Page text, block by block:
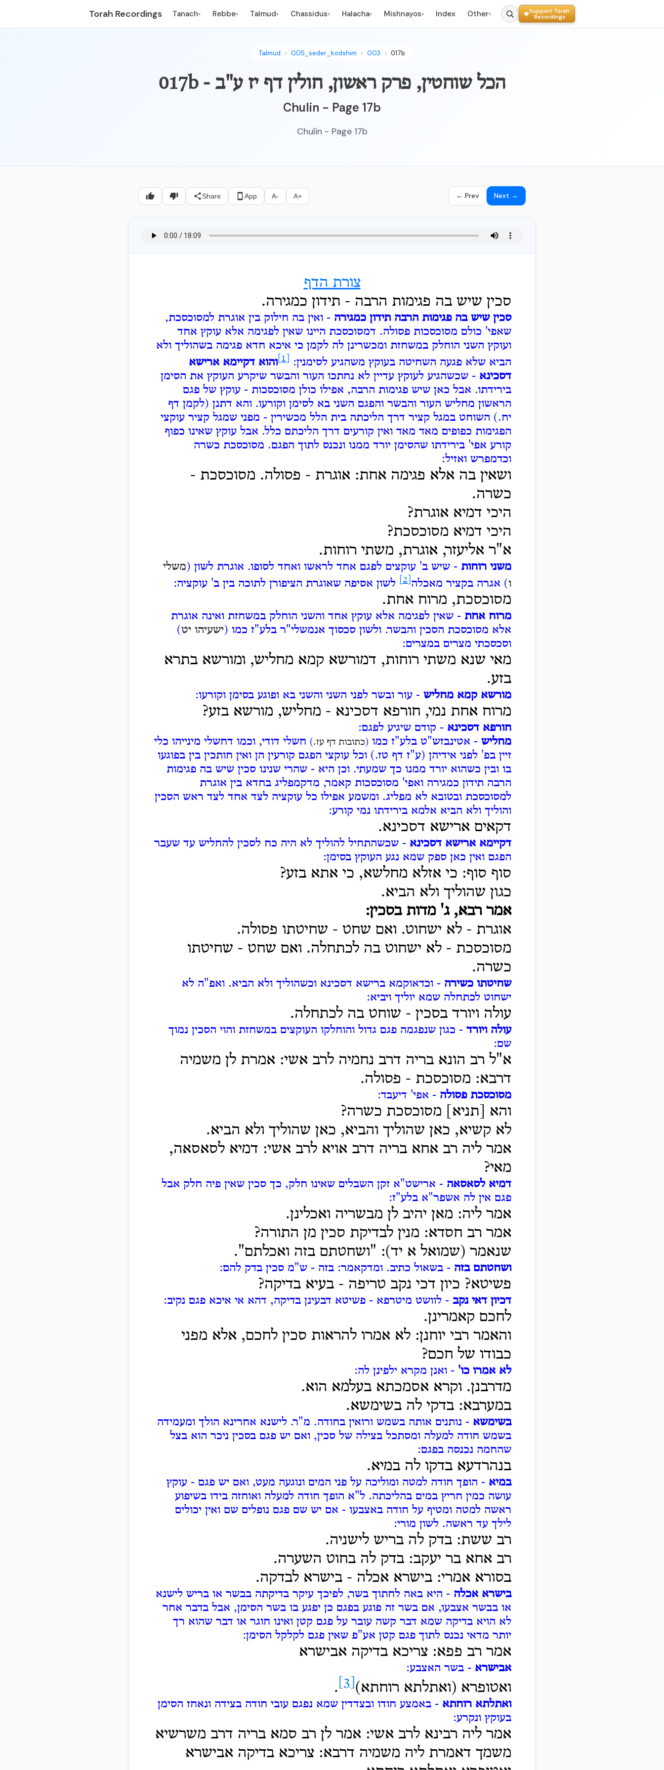
Torah Recordings Tanach▾ Rebbe▾ Talmud▾ Chassidus▾ Halacha▾ Mishnayos▾ Index Other▾
Support Torah
Recordings
Talmud 005_seder_kodshim 003 017b
017b - הכל שוחטין, פרק ראשון, חולין דף יז ע"ב
Chulin - Page 17b
Chulin - Page 17b
Share App A- A+ ← Prev Next →
צורת הדף
סכין שיש בה פגימות הרבה - תידון כמגירה.
סכין שיש בה פגימות הרבה תידון כמגירה - ואין בה חילוק בין אוגרת למסוכסכת,
שאפי' כולם מסוכסכות פסולה. דמסוכסכת היינו שאין לפגימה אלא עוקץ אחד
ועוקץ השני הוחלק במשחזת ומכשרינן לה לקמן כי איכא חדא פגימה בשהוליך ולא
הביא שלא פגעה השחיטה בעוקץ משהגיע לסימנין:
והוא דקיימא ארישא
דסכינא - שכשהגיע לעוקץ עדיין לא נחתכו העור והבשר שיקרע העוקץ את הסימן
בירידתו. אבל כאן שיש פגימות הרבה, אפילו כולן מסוכסכות - עוקץ של פגם
הראשון מחליש העור והבשר והפגם השני בא לסימן וקורעו. והא דתנן (לקמן דף
יח.) השוחט במגל קציר דרך הליכתה בית הלל מכשירין - מפני שמגל קציר עוקצי
הפגימות כפופים מאד מאד ואין קורעים דרך הליכתם כלל. אבל עוקץ שאינו כפוף
קורע אפי' בירידתו שהסימן יורד ממנו ונכנס לתוך הפגם. מסוכסכת כשרה
וכדמפרש ואזיל:
ושאין בה אלא פגימה אחת: אוגרת - פסולה. מסוכסכת -
כשרה.
היכי דמיא אוגרת?
היכי דמיא מסוכסכת?
א"ר אליעזר, אוגרת, משתי רוחות.
משני רוחות - שיש ב' עוקצים לפגם אחד לראשו ואחד לסופו. אוגרת לשון (משלי
ו) אגרה בקציר מאכלה לשון אסיפה שאוגרת הציפורן לתוכה בין ב' עוקציה:
מסוכסכת, מרוח אחת.
מרוח אחת - שאין לפגימה אלא עוקץ אחד והשני הוחלק במשחזת ואינה אוגרת
אלא מסוכסכת הסכין והבשר. ולשון סכסוך אנמשלי"ר בלע"ז כמו (ישעיהו יט)
וסכסכתי מצרים במצרים:
מאי שנא משתי רוחות, דמורשא קמא מחליש, ומורשא בתרא
בזע.
מורשא קמא מחליש - עור ובשר לפני השני והשני בא ופוגע בסימן וקורעו:
מרוח אחת נמי, חורפא דסכינא - מחליש, מורשא בזע?
חורפא דסכינא - קודם שיגיע לפגם:
מחליש - אטינבזש"ט בלע"ז כמו ( כתובות דף עז. ) חשלי דודי, וכמו דחשלי מינייהו כלי
זיין בפ' לפני אידיהן (ע"ז דף טז.) וכל עוקצי הפגם קורעין הן ואין חותכין בין בפוגעו
בו ובין כשהוא יורד ממנו כך שמעתי. וכן היא - שהרי שנינו סכין שיש בה פגימות
הרבה תידון כמגירה ואפי' מסוכסכות קאמר, מדקמפליג בחדא בין אוגרת
למסוכסכת ובטובא לא מפליג. ומשמע אפילו כל עוקציה לצד אחד לצד ראש הסכין
והוליך ולא הביא אלמא בירידתו נמי קורע:
דקאים ארישא דסכינא.
דקיימא ארישא דסכינא - שכשהתחיל להוליך לא היה כח לסכין להחליש עד שעבר
הפגם ואין כאן ספק שמא נגע העוקץ בסימן:
סוף סוף: כי אזלא מחלשא, כי אתא בזע?
כגון שהוליך ולא הביא.
אמר רבא, ג' מדות בסכין:
אוגרת - לא ישחוט. ואם שחט - שחיטתו פסולה.
מסוכסכת - לא ישחוט בה לכתחלה. ואם שחט - שחיטתו
כשרה.
שחיטתו כשירה - וכדאוקמא ברישא דסכינא וכשהוליך ולא הביא. ואפ"ה לא
ישחוט לכתחלה שמא יוליך ויביא:
עולה ויורד בסכין - שוחט בה לכתחלה.
עולה ויורד - כגון שנפגמה פגם גדול והוחלקו העוקצים במשחזת והוי הסכין נמוך
שם:
א"ל רב הונא בריה דרב נחמיה לרב אשי: אמרת לן משמיה
דרבא: מסוכסכת - פסולה.
מסוכסכת פסולה - אפי' דיעבד:
והא [תניא] מסוכסכת כשרה?
לא קשיא, כאן שהוליך והביא, כאן שהוליך ולא הביא.
אמר ליה רב אחא בריה דרב אויא לרב אשי: דמיא לסאסאה,
מאי?
דמיא לסאסאה - ארישט"א זקן השבלים שאינו חלק, כך סכין שאין פיה חלק אבל
פגם אין לה אשפר"א בלע"ז:
אמר ליה: מאן יהיב לן מבשריה ואכלינן.
אמר רב חסדא: מנין לבדיקת סכין מן התורה?
שנאמר (שמואל א יד): "ושחטתם בזה ואכלתם".
ושחטתם בזה - בשאול כתיב. ומדקאמר: בזה - ש"מ סכין בדק להם:
פשיטא? כיון דכי נקב טריפה - בעיא בדיקה?
דכיון דאי נקב - לוושט מיטרפא - פשיטא דבעינן בדיקה, דהא אי איכא פגם נקיב:
לחכם קאמרינן.
והאמר רבי יוחנן: לא אמרו להראות סכין לחכם, אלא מפני
כבודו של חכם?
לא אמרו כו' - ואנן מקרא ילפינן לה:
מדרבנן. וקרא אסמכתא בעלמא הוא.
במערבא: בדקי לה בשימשא.
בשימשא - נותנים אותה בשמש ורואין בחודה. מ"ר. לישנא אחרינא הולך ומעמידה
בשמש חודה למעלה ומסתכל בצילה של סכין, ואם יש פגם בסכין ניכר הוא בצל
שהחמה נכנסה בפגם:
בנהרדעא בדקו לה במיא.
במיא - הופך חודה למטה ומוליכה על פני המים ונוגעה מעט, ואם יש פגם - עוקץ
עושה כמין חריץ במים בהליכתה. ל"א הופך חודה למעלה ואוחזה בידו בשיפוע
ראשה למטה ומטיף על חודה באצבעו - אם יש שם פגם נופלים שם ואין יכולים
לילך עד ראשה. לשון מורי:
רב ששת: בדק לה בריש לישניה.
רב אחא בר יעקב: בדק לה בחוט השערה.
בסורא אמרי: בישרא אכלה - בישרא לבדקה.
בישרא אכלה - היא באה לחתוך בשר, לפיכך עיקר בדיקתה בבשר או בריש לישנא
או בבשר אצבעו, אם בשר זה פוגע בפגם כן יפגע בו בשר הסימן, אבל בדבר אחר
לא הויא בדיקה שמא דבר קשה עובר על פגם קטן ואינו חוגר או דבר שהוא רך
יותר מדאי נכנס לתוך פגם קטן אע"פ שאין פגם לקלקל הסימן:
אמר רב פפא: צריכא בדיקה אבישרא
אבישרא - בשר האצבע:
ואטופרא (ואתלתא רוחתא) .
ואתלתא רוחתא - באמצע חודו ובצדדין שמא נפגם עובי חודה בצידה ונאחז הסימן
בעוקץ ונקרע:
אמר ליה רבינא לרב אשי: אמר לן רב סמא בריה דרב משרשיא
משמך דאמרת ליה משמיה דרבא: צריכא בדיקה אבישרא